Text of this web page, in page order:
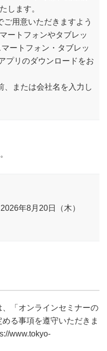
します。
用意いただきますよう
ートフォンやタブレッ
ートフォン・タブレッ
プリのダウンロードをお
または会社名を入力し
年8月20日（木）
「オンラインセミナーの
る事項を遵守いただきま
www.tokyo-